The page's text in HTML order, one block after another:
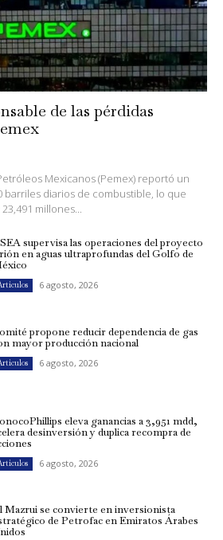
de las pérdidas
Mexicanos (Pemex) reportó un
barriles diarios de combustible, lo que
millones...
supervisa las operaciones del proyecto
en aguas ultraprofundas del Golfo de
6 agosto, 2026
propone reducir dependencia de gas
mayor producción nacional
6 agosto, 2026
eleva ganancias a 3,951 mdd,
desinversión y duplica recompra de
6 agosto, 2026
Mazrui se convierte en inversionista
de Petrofac en Emiratos Árabes